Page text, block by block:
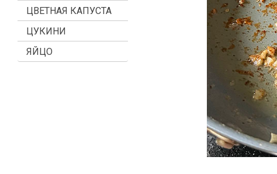
ЦВЕТНАЯ КАПУСТА
ЦУКИНИ
ЯЙЦО